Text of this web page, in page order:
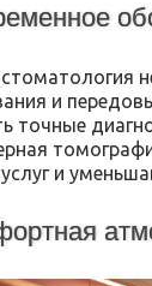
и
точные
и